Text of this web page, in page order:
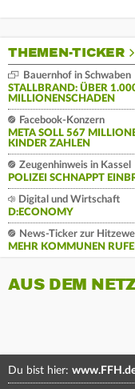
THEMEN-TICKER
Bauernhof in Schwaben
STALLBRAND: ÜBER
MILLIONENSCHADEN
Facebook-Konzern
META SOLL 567
KINDER ZAHLEN
Zeugenhinweis in Kassel
POLIZEI SCHNAPPT
Digital und Wirtschaft
D:ECONOMY
News-Ticker zur
MEHR KOMMUNEN
AUS DEM
Du bist hier: